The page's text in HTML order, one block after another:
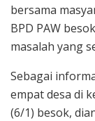
bersama
BPD PAW
masalah yang
Sebagai
empat desa di
(6/1) besok,